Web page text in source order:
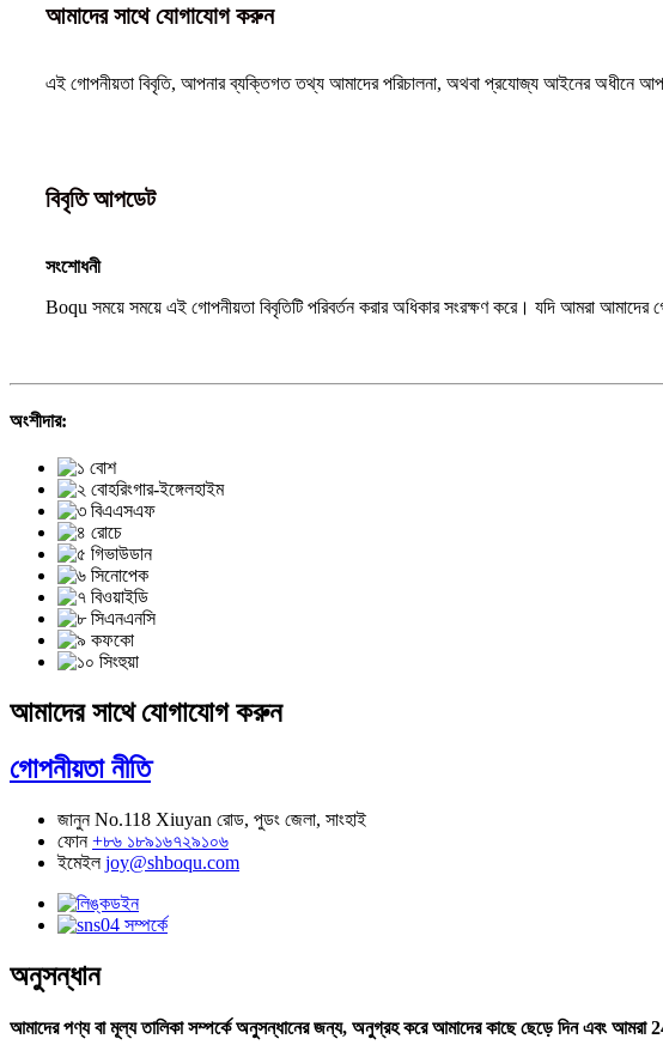
আমাদের সাথে যোগাযোগ করুন
এই গোপনীয়তা বিবৃতি, আপনার ব্যক্তিগত তথ্য আমাদের পরিচালনা, অথবা প্রযোজ্য আইনের অধীনে
বিবৃতি আপডেট
সংশোধনী
Boqu সময়ে সময়ে এই গোপনীয়তা বিবৃতিটি পরিবর্তন করার অধিকার সংরক্ষণ করে। যদি আমরা আমাদের
অংশীদার:
আমাদের সাথে যোগাযোগ করুন
গোপনীয়তা নীতি
জানুন No.118 Xiuyan রোড, পুডং জেলা, সাংহাই
ফোন +৮৬ ১৮৯১৬৭২৯১০৬
ইমেইল joy@shboqu.com
অনুসন্ধান
আমাদের পণ্য বা মূল্য তালিকা সম্পর্কে অনুসন্ধানের জন্য, অনুগ্রহ করে আমাদের কাছে ছেড়ে দিন এবং আমরা